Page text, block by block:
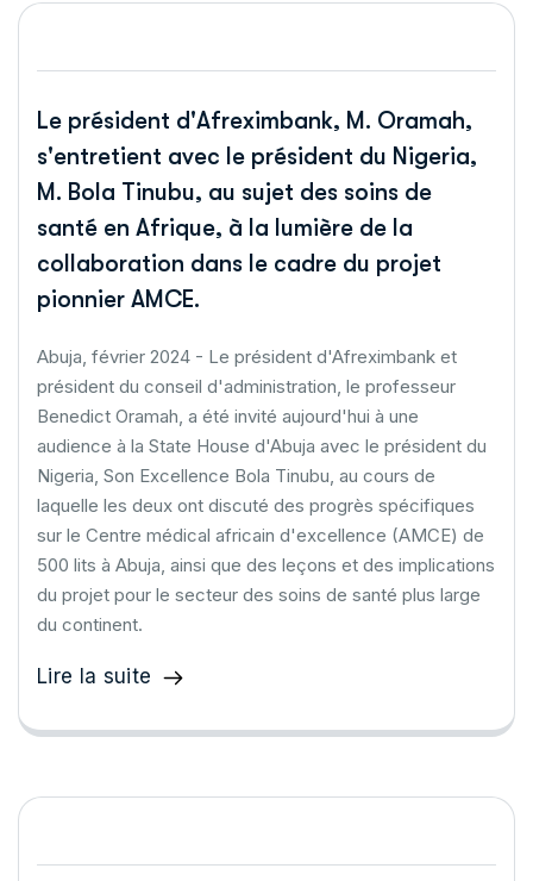
Le président d'Afreximbank, M. Oramah,
s'entretient avec le président du Nigeria,
M. Bola Tinubu, au sujet des soins de
santé en Afrique, à la lumière de la
collaboration dans le cadre du projet
pionnier AMCE.
Abuja, février 2024 - Le président d'Afreximbank et
président du conseil d'administration, le professeur
Benedict Oramah, a été invité aujourd'hui à une
audience à la State House d'Abuja avec le président du
Nigeria, Son Excellence Bola Tinubu, au cours de
laquelle les deux ont discuté des progrès spécifiques
sur le Centre médical africain d'excellence (AMCE) de
500 lits à Abuja, ainsi que des leçons et des implications
du projet pour le secteur des soins de santé plus large
du continent.
Lire la suite